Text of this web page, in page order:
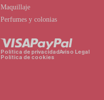
Maquillaje
Perfumes y colonias
Política de privacidadAviso Legal
Política de cookies